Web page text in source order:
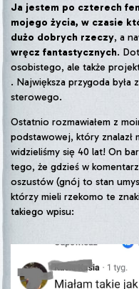
Ja jestem po czterech
mojego życia, w czasie
dużo dobrych rzeczy, a
wręcz fantastycznych.
osobistego, ale także
. Największa przygoda była
sterowego.
Ostatnio rozmawiałem z
podstawowej, który znalazł
widzieliśmy się 40 lat! On
tego, że gdzieś w
oszustów (gnój to stan
którzy mieli rzekomo te
takiego wpisu: